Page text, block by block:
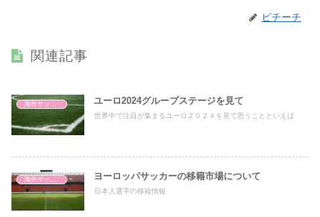
ピチーチ
関連記事
ユーロ2024グループステージを見て
世界中で注目が集まるユーロ２０２４を見て思うことといえば
ヨーロッパサッカーの移籍市場について
日本人選手の移籍情報